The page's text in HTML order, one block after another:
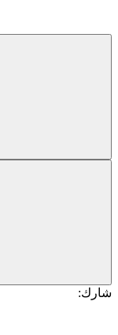
شارك: